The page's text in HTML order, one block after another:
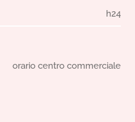
h24
orario centro commerciale